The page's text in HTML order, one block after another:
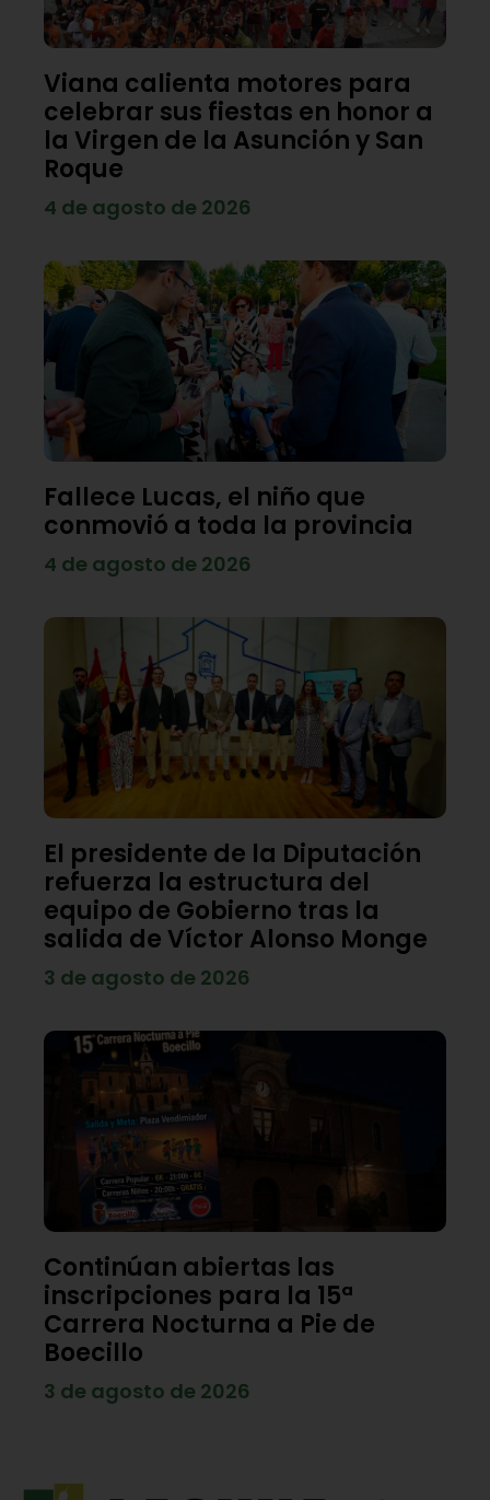
Viana calienta motores para
celebrar sus fiestas en honor a
la Virgen de la Asunción y San
Roque
4 de agosto de 2026
Fallece Lucas, el niño que
conmovió a toda la provincia
4 de agosto de 2026
El presidente de la Diputación
refuerza la estructura del
equipo de Gobierno tras la
salida de Víctor Alonso Monge
3 de agosto de 2026
Continúan abiertas las
inscripciones para la 15ª
Carrera Nocturna a Pie de
Boecillo
3 de agosto de 2026